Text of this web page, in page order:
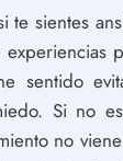
te sientes
sentido
Si no
no